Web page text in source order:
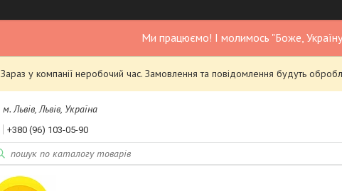
Ми працюємо! І молимось "Боже,
Зараз у компанії неробочий час. Замовлення та повідомлення будуть
м. Львів, Львів, Україна
+380 (96) 103-05-90